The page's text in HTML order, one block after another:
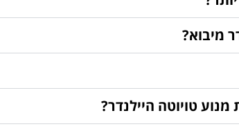
מיבוא?
טויוטה היילנדר?